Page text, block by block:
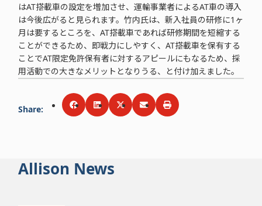
はAT搭載車の設定を増加させ、運輸事業者によるAT車の導入
は今後広がると見られます。竹内氏は、新入社員の研修に1ヶ
月は要するところを、AT搭載車であれば研修期間を短縮する
ことができるため、即戦力にしやすく、AT搭載車を保有する
ことでAT限定免許保有者に対するアピールにもなるため、採
用活動での大きなメリットとなりうる、と付け加えました。
Share: Share viaFacebook
Share viaLinkedIn
Share viaTwitter
Share via
Print
Allison News